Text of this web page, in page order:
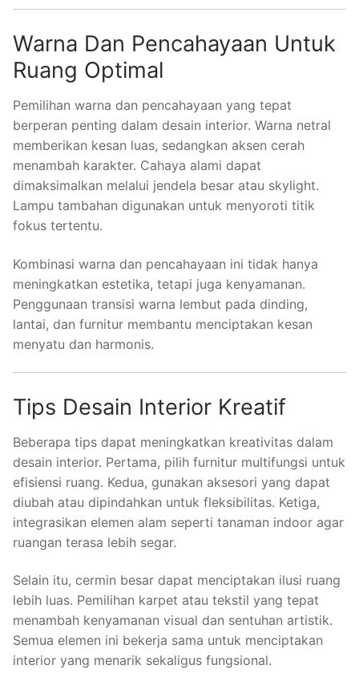
Warna Dan Pencahayaan Untuk
Ruang Optimal
Pemilihan warna dan pencahayaan yang tepat
berperan penting dalam desain interior. Warna netral
memberikan kesan luas, sedangkan aksen cerah
menambah karakter. Cahaya alami dapat
dimaksimalkan melalui jendela besar atau skylight.
Lampu tambahan digunakan untuk menyoroti titik
fokus tertentu.
Kombinasi warna dan pencahayaan ini tidak hanya
meningkatkan estetika, tetapi juga kenyamanan.
Penggunaan transisi warna lembut pada dinding,
lantai, dan furnitur membantu menciptakan kesan
menyatu dan harmonis.
Tips Desain Interior Kreatif
Beberapa tips dapat meningkatkan kreativitas dalam
desain interior. Pertama, pilih furnitur multifungsi untuk
efisiensi ruang. Kedua, gunakan aksesori yang dapat
diubah atau dipindahkan untuk fleksibilitas. Ketiga,
integrasikan elemen alam seperti tanaman indoor agar
ruangan terasa lebih segar.
Selain itu, cermin besar dapat menciptakan ilusi ruang
lebih luas. Pemilihan karpet atau tekstil yang tepat
menambah kenyamanan visual dan sentuhan artistik.
Semua elemen ini bekerja sama untuk menciptakan
interior yang menarik sekaligus fungsional.